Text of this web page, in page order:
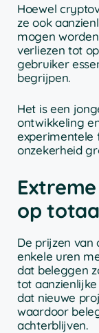
Hoewel
ze ook
mogen
verliezen tot
gebruiker
begrijpen.
Het is een
ontwikkeling
experimentele
onzekerheid
op
De prijzen van
enkele uren
dat beleggen
tot
dat nieuwe
waardoor
achterblijven.